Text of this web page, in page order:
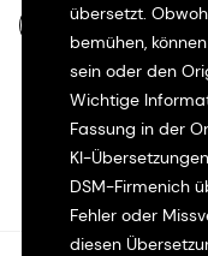
übersetzt.
bemühen,
sein oder den
Wichtige
Fassung in der
KI-
DSM-Firmenich
Fehler oder
diesen
DE-DE